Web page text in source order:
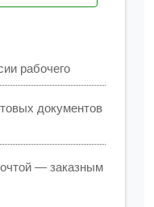
рабочего
документов
— заказным